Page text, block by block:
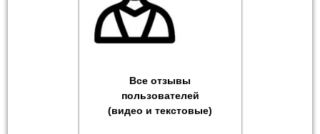
Все отзывы
пользователей
(видео и текстовые)